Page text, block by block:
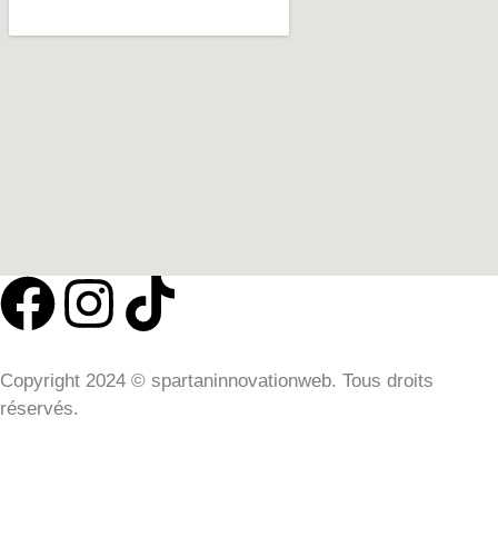
Copyright 2024 © spartaninnovationweb. Tous droits
réservés.